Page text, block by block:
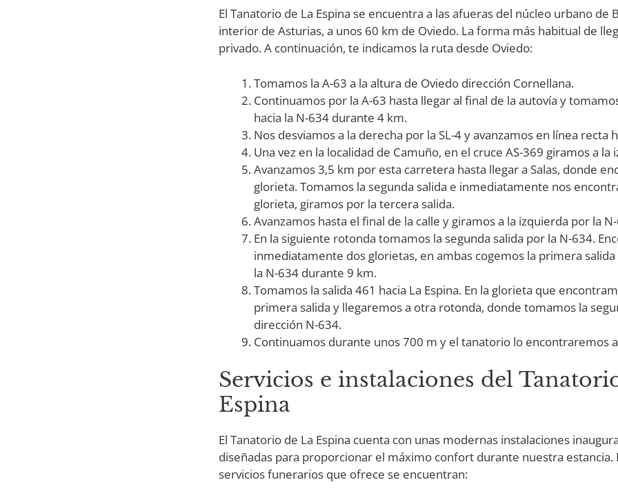
El Tanatorio de La Espina se encuentra a las afueras del núcleo urbano de
interior de Asturias, a unos 60 km de Oviedo. La forma más habitual de
privado. A continuación, te indicamos la ruta desde Oviedo:
Tomamos la A-63 a la altura de Oviedo dirección Cornellana.
Continuamos por la A-63 hasta llegar al final de la autovía y
hacia la N-634 durante 4 km.
Nos desviamos a la derecha por la SL-4 y avanzamos en línea recta
Una vez en la localidad de Camuño, en el cruce AS-369 giramos a la
Avanzamos 3,5 km por esta carretera hasta llegar a Salas, donde
glorieta. Tomamos la segunda salida e inmediatamente nos
glorieta, giramos por la tercera salida.
Avanzamos hasta el final de la calle y giramos a la izquierda por la
En la siguiente rotonda tomamos la segunda salida por la N-634.
inmediatamente dos glorietas, en ambas cogemos la primera
la N-634 durante 9 km.
Tomamos la salida 461 hacia La Espina. En la glorieta que
primera salida y llegaremos a otra rotonda, donde tomamos la
dirección N-634.
Continuamos durante unos 700 m y el tanatorio lo encontraremos
Servicios e instalaciones del
Espina
El Tanatorio de La Espina cuenta con unas modernas instalaciones
diseñadas para proporcionar el máximo confort durante nuestra estancia.
servicios funerarios que ofrece se encuentran: